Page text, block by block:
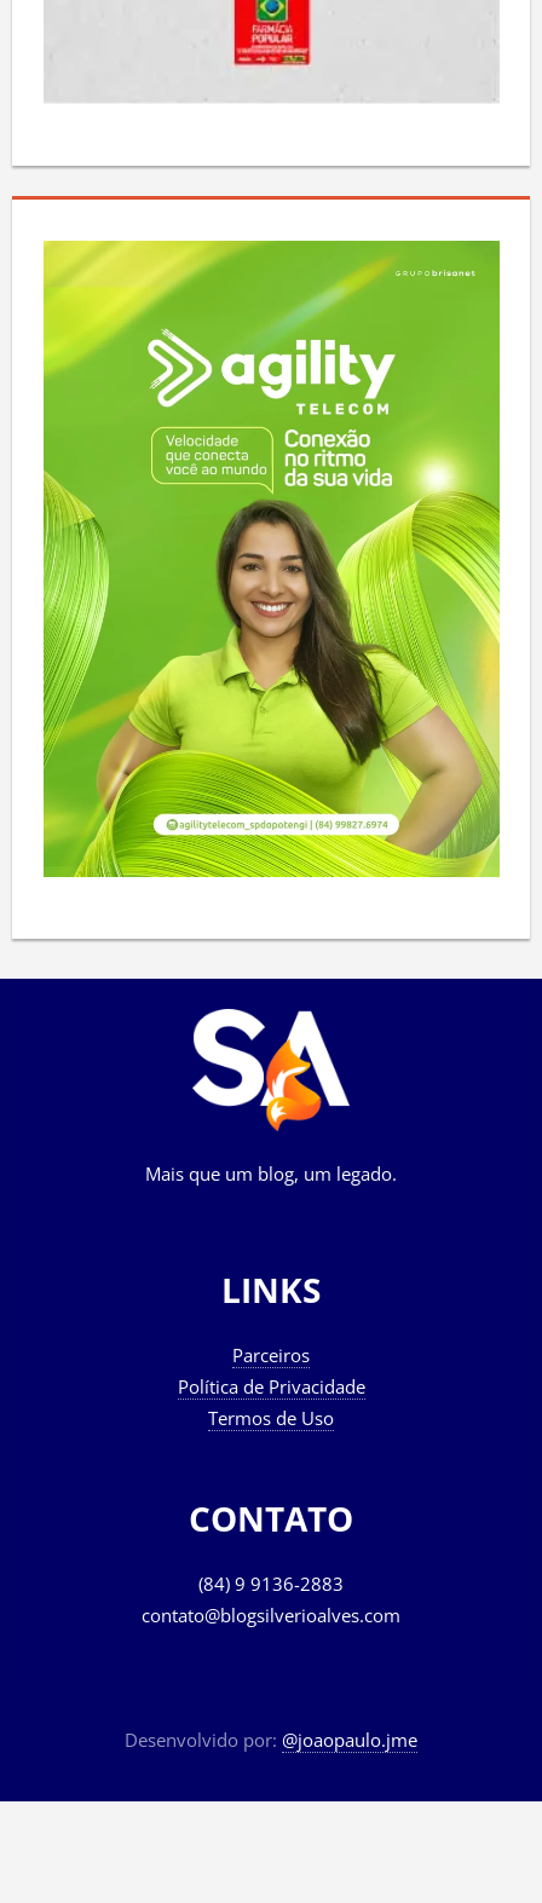
Mais que um blog, um legado.
LINKS
Parceiros
Política de Privacidade
Termos de Uso
CONTATO
(84) 9 9136-2883
contato@blogsilverioalves.com
Desenvolvido por: @joaopaulo.jme